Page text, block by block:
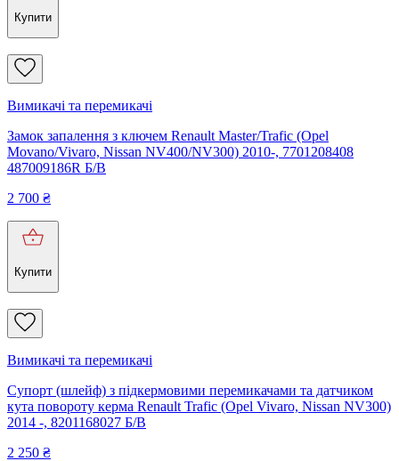
Купити
Вимикачі та перемикачі
Замок запалення з ключем Renault Master/Trafic (Opel
Movano/Vivaro, Nissan NV400/NV300) 2010-, 7701208408
487009186R Б/В
2 700 ₴
Купити
Вимикачі та перемикачі
Супорт (шлейф) з підкермовими перемикачами та датчиком
кута повороту керма Renault Trafic (Opel Vivaro, Nissan NV300)
2014 -, 8201168027 Б/В
2 250 ₴